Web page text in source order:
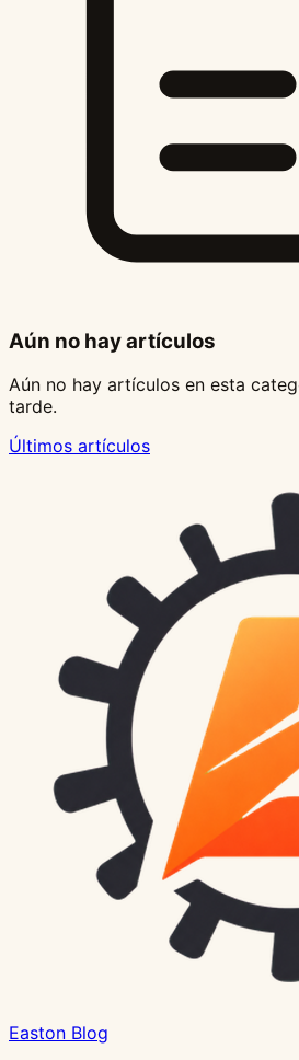
Aún no hay artículos
Aún no hay artículos en esta
tarde.
Últimos artículos
Easton Blog